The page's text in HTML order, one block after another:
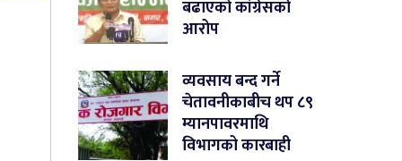
बढाएको कांग्रेसको
आरोप
व्यवसाय बन्द गर्ने
चेतावनीकाबीच थप ८९
म्यानपावरमाथि
विभागको कारबाही